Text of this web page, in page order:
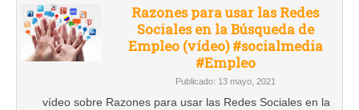
Razones para usar las Redes
Sociales en la Búsqueda de
Empleo (vídeo) #socialmedia
#Empleo
Publicado: 13 mayo, 2021
vídeo sobre Razones para usar las Redes Sociales en la